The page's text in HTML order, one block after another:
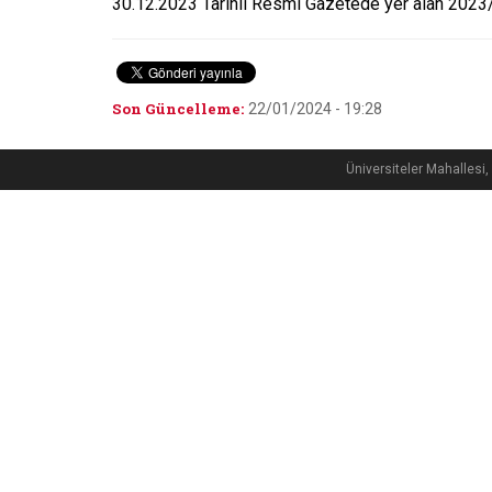
Son Güncelleme: 22/01/2024 - 19:28
Üniversiteler Mahallesi,